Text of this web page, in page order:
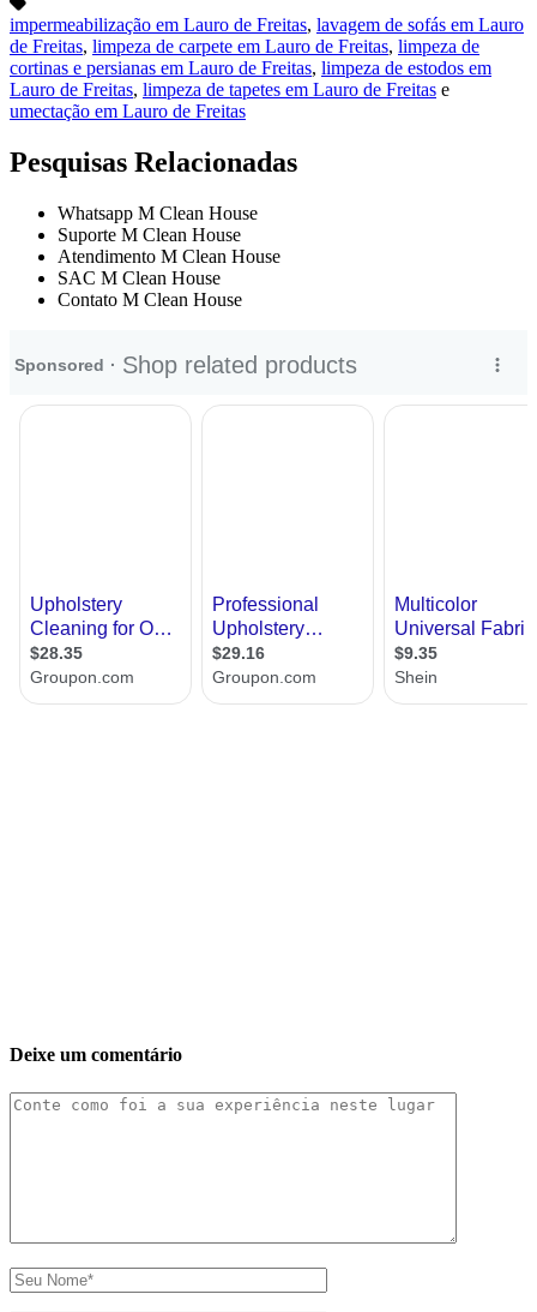
impermeabilização em Lauro de Freitas, lavagem de sofás em Lauro
de Freitas, limpeza de carpete em Lauro de Freitas, limpeza de
cortinas e persianas em Lauro de Freitas, limpeza de estodos em
Lauro de Freitas, limpeza de tapetes em Lauro de Freitas e
umectação em Lauro de Freitas
Pesquisas Relacionadas
Whatsapp M Clean House
Suporte M Clean House
Atendimento M Clean House
SAC M Clean House
Contato M Clean House
Deixe um comentário